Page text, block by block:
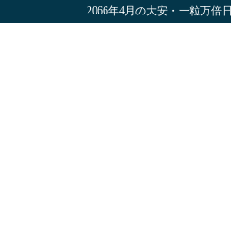
2066年4月の大安・一粒万倍日